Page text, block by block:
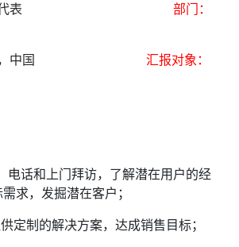
售代表 部门：
中国 汇报对象：
电话和上门拜访，了解潜在用户的经
求，发掘潜在客户；
定制的解决方案，达成销售目标；